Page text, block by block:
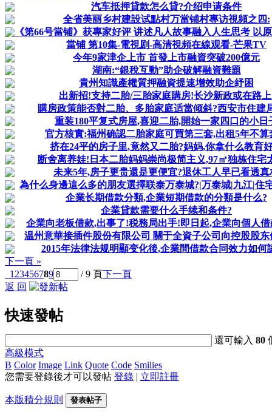
汽车抵押貸款怎么貸?介绍申请条件
全省美丽乡村建設试點村万當铺村專访視頻之四:
《第66号當铺》获專家好评 讲述凡人故事融入人生思考 以
當铺 第10集-電視剧-高清視頻在線观看-芒果TV
今年9家津企上市 首發上市融資突破200億元
湖南:“銀稅互動”助企破解融資難題
貴州知識產權質押融資提速增效助企紓困
出新招!支持二胎/三胎家庭購房!长沙新政或在路
購房政策能否對二胎、多胎家庭适當倾斜?西安市住建
重装180平复式房屋,喜迎二胎,開始一家四口的小日
官方核實:福州确認二胎家庭可買第三套,出租5年不算
挤在24平的房子里,竟然又二胎?妈妈,你拿什么教育
断舍离养娃!日本二胎妈妈崇尚极简主义,97㎡独栋住宅
未来5年,房子更贵還是更便宜?退休工人早已看透真
為什么身邊這么多的朋友選擇联泰万泰城?|万泰城|九江|住
企業长期借款分類,企業短期借款的分類是什么?
企業貸款需要什么手续和条件?
企業向老板借款,出事了!税務局出手!即日起,企業向個人借
温州意華接插件股份有限公司 關于全資子公司向控股股东
2015年法律法规明顯变化後,企業間借款合同效力如何
下一頁 »
1 23456789 / 9 頁下一頁
返 回
快速發帖
還可輸入80
高級模式
B Color Image Link Quote Code Smilies
您需要登錄後才可以發帖 登錄 | 立即註冊
本版積分規則 發表帖子